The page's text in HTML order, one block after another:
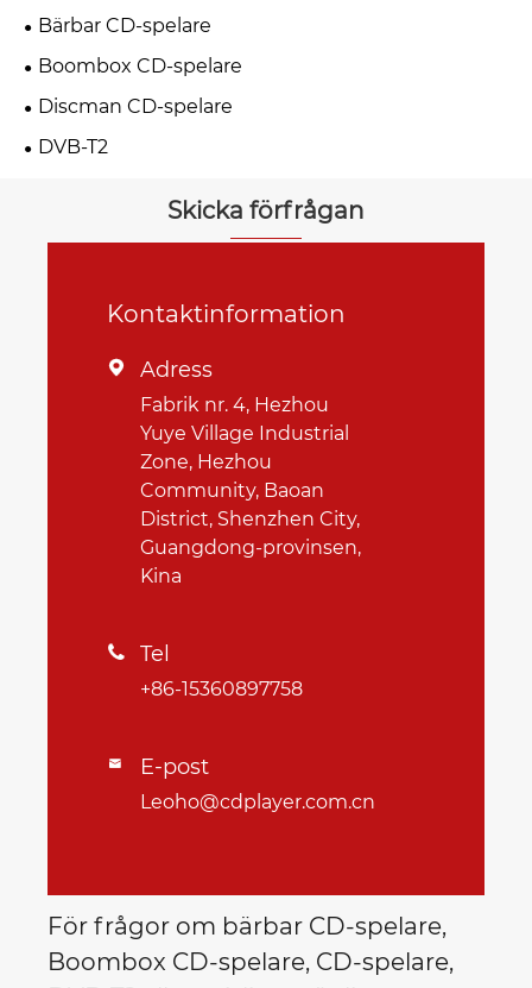
Bärbar CD-spelare
Boombox CD-spelare
Discman CD-spelare
DVB-T2
Skicka förfrågan
Kontaktinformation
 Adress
Fabrik nr. 4, Hezhou
Yuye Village Industrial
Zone, Hezhou
Community, Baoan
District, Shenzhen City,
Guangdong-provinsen,
Kina
 Tel
+86-15360897758
 E-post
Leoho@cdplayer.com.cn
För frågor om bärbar CD-spelare,
Boombox CD-spelare, CD-spelare,